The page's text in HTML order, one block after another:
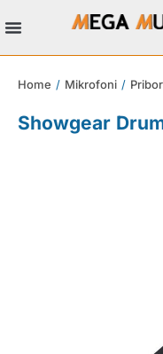
Home / Mikrofoni /
Showgear